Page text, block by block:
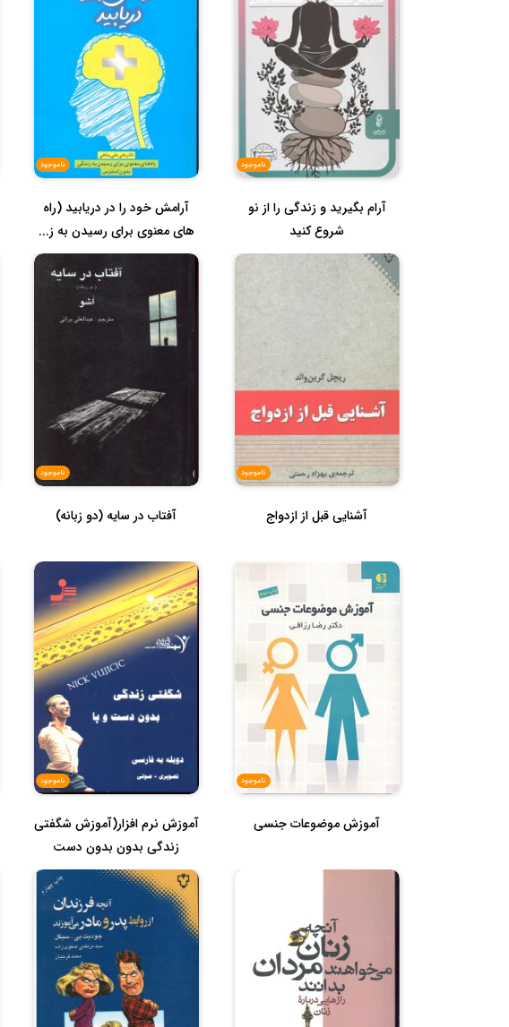
ناموجود
آرام بگیرید و زندگی را از نو
شروع کنید
ناموجود
آرامش خود را در دریابید (راه
های معنوی برای رسیدن به ز...
ناموجود
آشنایی قبل از ازدواج
ناموجود
آفتاب در سایه (دو زبانه)
ناموجود
آموزش موضوعات جنسی
ناموجود
آموزش نرم افزار(آموزش شگفتی
زندگی بدون بدون دست
وپا)دو...